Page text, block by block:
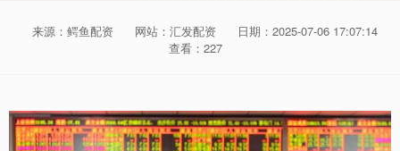
来源：鳄鱼配资 网站：汇发配资
日期：2025-07-06 17:07:14
查看：227